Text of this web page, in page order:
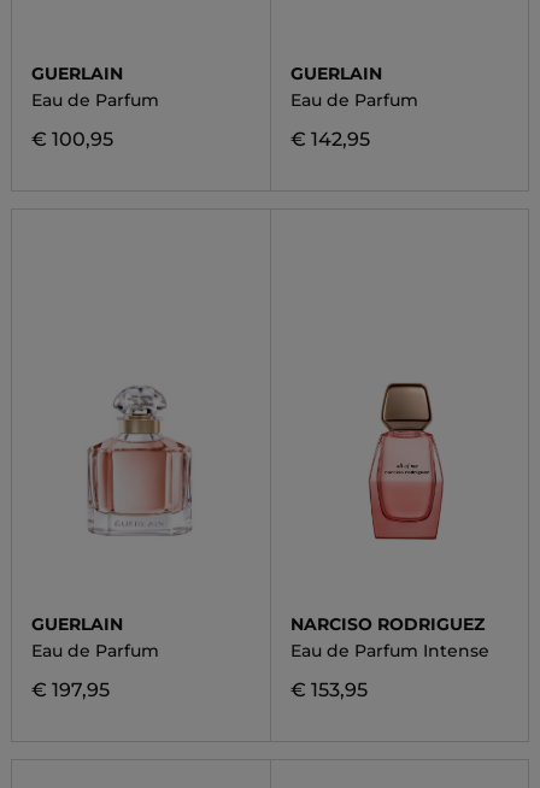
GUERLAIN
Eau de Parfum
€ 100,95
GUERLAIN
Eau de Parfum
€ 142,95
GUERLAIN
Eau de Parfum
€ 197,95
NARCISO RODRIGUEZ
Eau de Parfum Intense
€ 153,95